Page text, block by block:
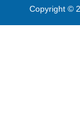
Copyright ©